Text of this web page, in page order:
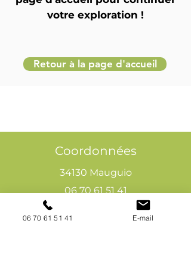
votre exploration !
Retour à la page d'accueil
Coordonnées
34130 Mauguio
06 70 61 51 41
cogivia@gmail.com
06 70 61 51 41 E-mail